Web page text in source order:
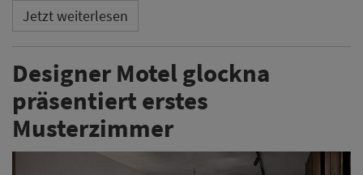
Jetzt weiterlesen
Designer Motel glockna
präsentiert erstes
Musterzimmer